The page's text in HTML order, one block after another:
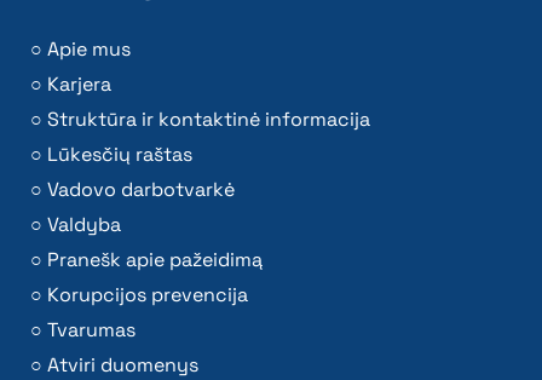
Apie mus
Karjera
Struktūra ir kontaktinė informacija
Lūkesčių raštas
Vadovo darbotvarkė
Valdyba
Pranešk apie pažeidimą
Korupcijos prevencija
Tvarumas
Atviri duomenys